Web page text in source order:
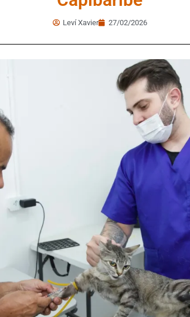
Leví Xavier 27/02/2026